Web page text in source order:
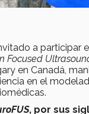
a participar
Focused
en Canadá,
en el
, por sus